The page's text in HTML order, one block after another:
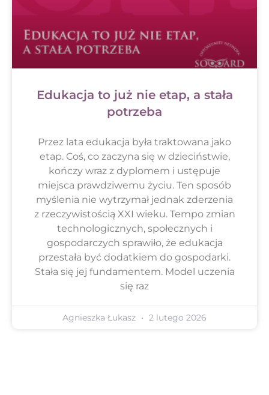
Edukacja to już nie etap, a stała
potrzeba
Przez lata edukacja była traktowana jako
etap. Coś, co zaczyna się w dzieciństwie,
kończy wraz z dyplomem i ustępuje
miejsca prawdziwemu życiu. Ten sposób
myślenia nie wytrzymał jednak zderzenia
z rzeczywistością XXI wieku. Tempo zmian
technologicznych, społecznych i
gospodarczych sprawiło, że edukacja
przestała być dodatkiem do gospodarki.
Stała się jej fundamentem. Model uczenia
się raz
Agnieszka Łukasz 2 lutego 2026